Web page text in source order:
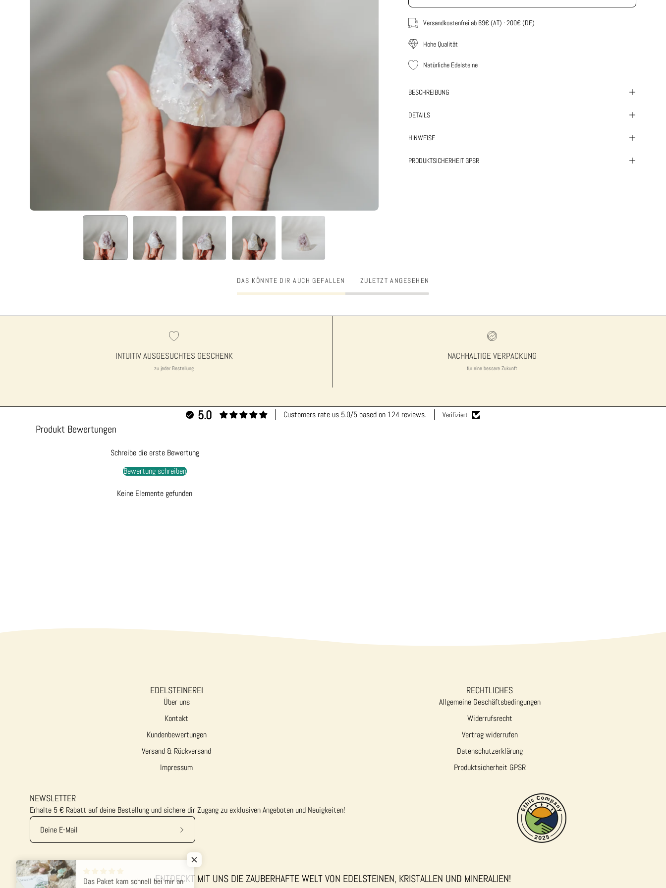
Versandkostenfrei ab 69€ (AT) · 200€ (DE)
Hohe Qualität
Natürliche Edelsteine
BESCHREIBUNG
DETAILS
HINWEISE
PRODUKTSICHERHEIT GPSR
DAS KÖNNTE DIR AUCH GEFALLEN ZULETZT ANGESEHEN
INTUITIV AUSGESUCHTES GESCHENK
zu jeder Bestellung
NACHHALTIGE VERPACKUNG
für eine bessere Zukunft
5.0 Customers rate us 5.0/5 based on 124 reviews. Verifiziert
Produkt Bewertungen
Schreibe die erste Bewertung
Bewertung schreiben
Keine Elemente gefunden
EDELSTEINEREI
Über uns
Kontakt
Kundenbewertungen
Versand & Rückversand
Impressum
RECHTLICHES
Allgemeine Geschäftsbedingungen
Widerrufsrecht
Vertrag widerrufen
Datenschutzerklärung
Produktsicherheit GPSR
NEWSLETTER
Erhalte 5 € Rabatt auf deine Bestellung und sichere dir Zugang zu exklusiven Angeboten und Neuigkeiten!
Abonniere
newsletter
ENTDECKT MIT UNS DIE ZAUBERHAFTE WELT VON EDELSTEINEN, KRISTALLEN UND MINERALIEN!
Das Paket kam schnell bei mir an